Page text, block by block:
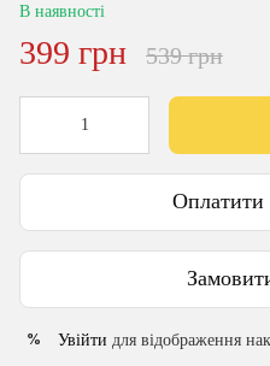
В наявності
399 грн 539 грн
Оплатити
% Увійти для відображення